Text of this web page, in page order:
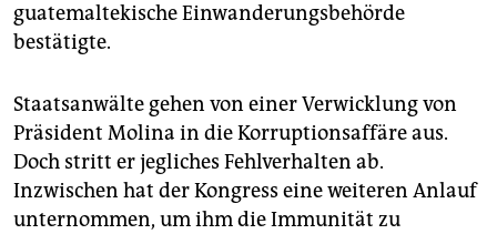
guatemaltekische Einwanderungsbehörde
bestätigte.
Staatsanwälte gehen von einer Verwicklung von
Präsident Molina in die Korruptionsaffäre aus.
Doch stritt er jegliches Fehlverhalten ab.
Inzwischen hat der Kongress eine weiteren Anlauf
unternommen, um ihm die Immunität zu